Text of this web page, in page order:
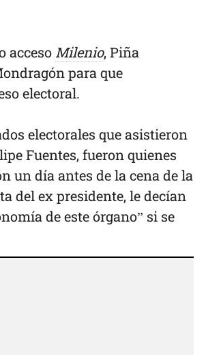
acceso Milenio, Piña
para que
electoral.
electorales que asistieron
Fuentes, fueron quienes
un día antes de la cena de la
del ex presidente, le decían
de este órgano” si se